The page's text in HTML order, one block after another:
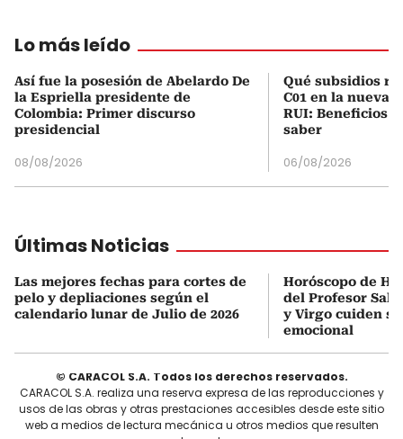
Lo más leído
Así fue la posesión de Abelardo De
la Espriella presidente de
Colombia: Primer discurso
presidencial
08/08/2026
Qué subsidios
C01 en la nueva
RUI: Beneficios
saber
06/08/2026
Últimas Noticias
Las mejores fechas para cortes de
pelo y depliaciones según el
calendario lunar de Julio de 2026
Horóscopo de
del Profesor
y Virgo cuiden
emocional
© CARACOL S.A. Todos los derechos reservados.
CARACOL S.A. realiza una reserva expresa de las reproducciones y
usos de las obras y otras prestaciones accesibles desde este sitio
web a medios de lectura mecánica u otros medios que resulten